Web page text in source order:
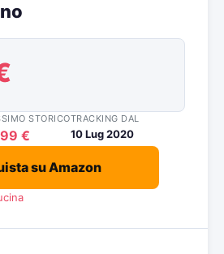
STORICO
€
TRACKING DAL
10 Lug 2020
su Amazon